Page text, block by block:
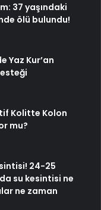
37 yaşındaki
ölü bulundu!
Yaz Kur’an
Kolitte Kolon
mu?
24-25
su kesintisi ne
ne zaman